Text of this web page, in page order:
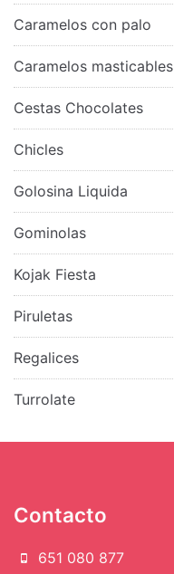
Caramelos con palo
Caramelos masticables
Cestas Chocolates
Chicles
Golosina Liquida
Gominolas
Kojak Fiesta
Piruletas
Regalices
Turrolate
Contacto
651 080 877